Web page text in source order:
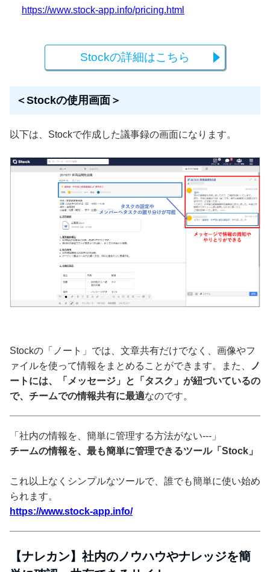
https://www.stock-app.info/pricing.html
Stockの詳細はこちら
＜Stockの使用画面＞
以下は、Stockで作成した議事録の画面になります。
Stockの「ノート」では、文章共有だけでなく、画像やフ
ァイルを使って情報をまとめることができます。また、
ノ
ートには、「メッセージ」と「タスク」が紐づいているの
で、チームでの情報共有に最適なのです。
「社内の情報を、簡単に管理する方法がない---」
チームの情報を、最も簡単に管理できるツール「Stock」
これ以上なくシンプルなツールで、誰でも簡単に使い始め
られます。
https://www.stock-app.info/
【ナレカン】社内のノウハウやナレッジを簡